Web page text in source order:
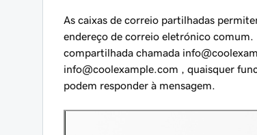
As caixas de correio partilhadas
endereço de correio eletrónico
compartilhada chamada
info@coolexample.com , quaisquer
podem responder à mensagem.